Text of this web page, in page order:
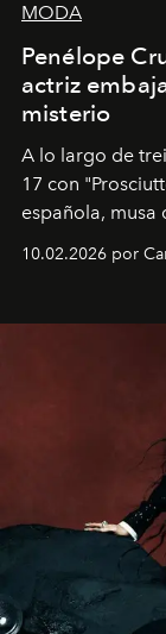
MODA
Penélope
actriz
misterio
A lo largo de
17 con
española, musa
Barcelona", ha
dirigida por
10.02.2026 por